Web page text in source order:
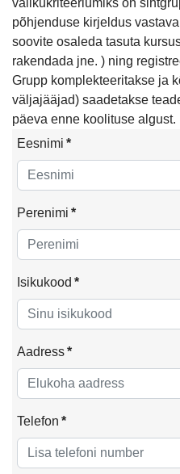
valikukriteeriumiks on
põhjenduse kirjeldus
soovite osaleda tasuta
rakendada jne. ) ning
Grupp komplekteeritakse ja
väljajääjad) saadetakse
päeva enne koolituse algust.
Eesnimi *
Perenimi *
Isikukood *
Aadress*
Telefon *